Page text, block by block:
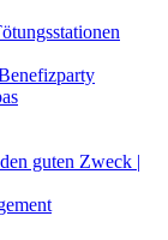
guten Zweck |